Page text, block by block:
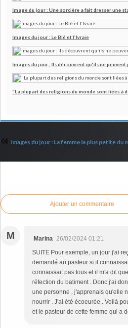
Image du jour : Une sorcière a fait dresser une
Images du jour : Le Blé et l'Ivraie
Images du jour : Ils découvrent qu'ils ne
"La plupart des religions du monde sont liées à
Ajouter un commentaire
M Marina 26/02/2024 01:21
SUITE Pour exemple, un jour j'ai
demandé au pasteur si il
connaissait pas tous et il m'a dit
réfection du batiment . Donc j'ai
une personne , j'apprenais qu'elle
nourrir . J'ai été écoeurée . Voilà
et le pasteur de cette femme qui a